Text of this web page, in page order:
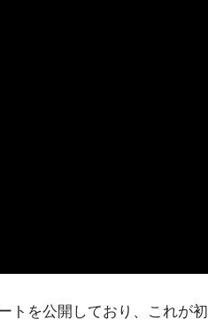
トを公開しており、これが初